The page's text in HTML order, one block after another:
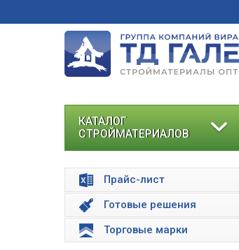
КАТАЛОГ
СТРОЙМАТЕРИАЛОВ
Прайс-лист
Готовые решения
Торговые марки